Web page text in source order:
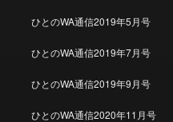
ひとのWA通信2019年5月号
ひとのWA通信2019年7月号
ひとのWA通信2019年9月号
ひとのWA通信2020年11月号